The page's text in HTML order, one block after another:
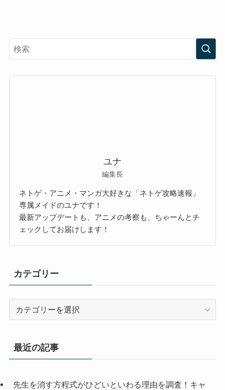
ユナ
編集長
ネトゲ・アニメ・マンガ大好きな「ネトゲ攻略速報」
専属メイドのユナです！
最新アップデートも、アニメの考察も、ちゃーんとチ
ェックしてお届けします！
カテゴリー
リ
最近の記事
先生を消す方程式がひどいといわる理由を調査！キャ